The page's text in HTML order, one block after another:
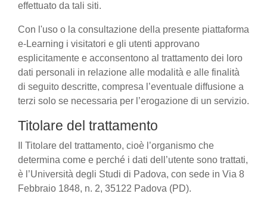
effettuato da tali siti.
Con l'uso o la consultazione della presente piattaforma
e-Learning i visitatori e gli utenti approvano
esplicitamente e acconsentono al trattamento dei loro
dati personali in relazione alle modalità e alle finalità
di seguito descritte, compresa l’eventuale diffusione a
terzi solo se necessaria per l’erogazione di un servizio.
Titolare del trattamento
Il Titolare del trattamento, cioè l’organismo che
determina come e perché i dati dell’utente sono trattati,
è l’Università degli Studi di Padova, con sede in Via 8
Febbraio 1848, n. 2, 35122 Padova (PD).